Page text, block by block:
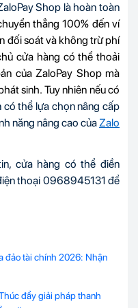
Shop là hoàn toàn
thẳng 100% đến ví
đối soát và không trừ phí
cửa hàng có thể thoải
của ZaloPay Shop mà
sinh. Tuy nhiên nếu có
có thể lựa chọn nâng cấp
năng nâng cao củaZalo
cửa hàng có thể điền
thoại 0968945131 để
đảo tài chính 2026: Nhận
đẩy giải pháp thanh